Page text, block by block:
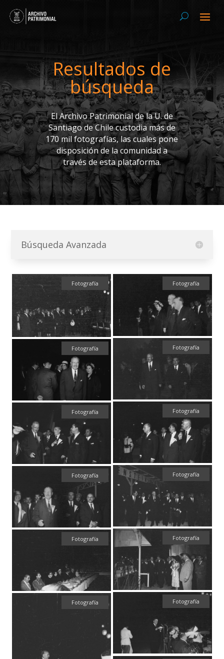
Resultados de
búsqueda
El Archivo Patrimonial de la U. de
Santiago de Chile custodia más de
170 mil fotografías, las cuales pone
disposición de la comunidad a
través de esta plataforma.
Búsqueda Avanzada
Fotografía Fotografía
Fotografía
Fotografía
Fotografía
Fotografía
Fotografía
Fotografía
Fotografía
Fotografía
Fotografía
Fotografía